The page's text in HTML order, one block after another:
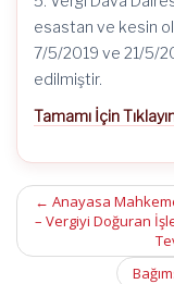
esastan ve kesin
7/5/2019 ve 21/5/
edilmiştir.
Tamamı İçin
Post
← Anayasa
– Vergiyi Doğuran